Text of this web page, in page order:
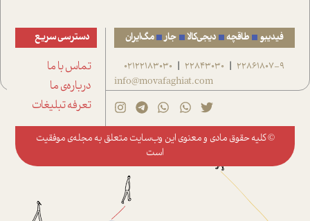
فیدیبو طاقچه دیجی‌کالا جار مگ‌ایران
22861807-9
|
22843030
|
02122183030
info@movafaghiat.com
دسترسی سریع
تماس با ما
درباره‌ی ما
تعرفه تبلیغات
© کلیه حقوق مادی و معنوی این وب‌سایت متعلق به مجله‌ی موفقیت
است